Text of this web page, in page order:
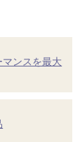
ンスを最大